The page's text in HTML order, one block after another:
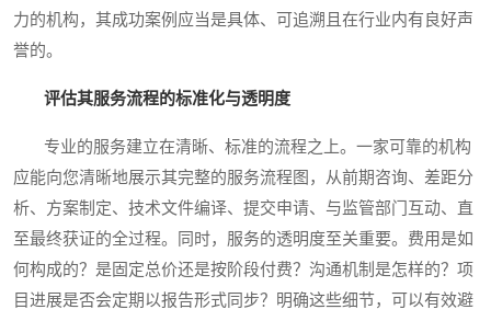
力的机构，其成功案例应当是具体、可追溯且在行业内有良好声
誉的。
评估其服务流程的标准化与透明度
专业的服务建立在清晰、标准的流程之上。一家可靠的机构
应能向您清晰地展示其完整的服务流程图，从前期咨询、差距分
析、方案制定、技术文件编译、提交申请、与监管部门互动、直
至最终获证的全过程。同时，服务的透明度至关重要。费用是如
何构成的？是固定总价还是按阶段付费？沟通机制是怎样的？项
目进展是否会定期以报告形式同步？明确这些细节，可以有效避